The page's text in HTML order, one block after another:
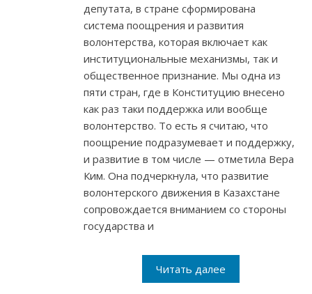
депутата, в стране сформирована
система поощрения и развития
волонтерства, которая включает как
институциональные механизмы, так и
общественное признание. Мы одна из
пяти стран, где в Конституцию внесено
как раз таки поддержка или вообще
волонтерство. То есть я считаю, что
поощрение подразумевает и поддержку,
и развитие в том числе — отметила Вера
Ким. Она подчеркнула, что развитие
волонтерского движения в Казахстане
сопровождается вниманием со стороны
государства и
Читать далее